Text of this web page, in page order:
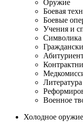
Оружие
Боевая
Боевые
Учения и
Символика
Литература
Военное
Холодное